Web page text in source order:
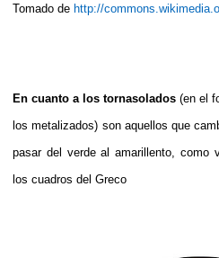
Tomado de http://
En cuanto a los tornasolados (en el
los metalizados) son aquellos que
pasar del verde al amarillento, como
los cuadros del Greco